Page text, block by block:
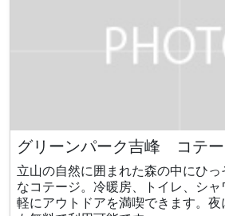
グリーンパーク吉峰 コテ
立山の自然に囲まれた森の中にひ
なコテージ。冷暖房、トイレ、シ
軽にアウトドアを満喫できます。